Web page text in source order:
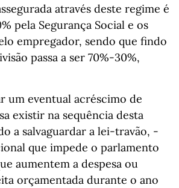
através deste regime é
pela Segurança Social e os
empregador, sendo que findo
passa a ser 70%-30%,
um eventual acréscimo de
existir na sequência desta
a salvaguardar a lei-travão, -
que impede o parlamento
aumentem a despesa ou
orçamentada durante o ano